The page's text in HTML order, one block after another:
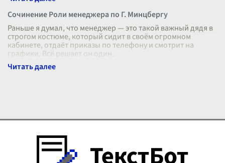
Сочинение Роли менеджера по Г. Минцбергу
Раньше я думал, что менеджер — это такой важный дядя в
строгом костюме, который сидит в своём огромном
кабинете, отдаёт приказы по телефону и смотрит на
графики. Всё решает он один